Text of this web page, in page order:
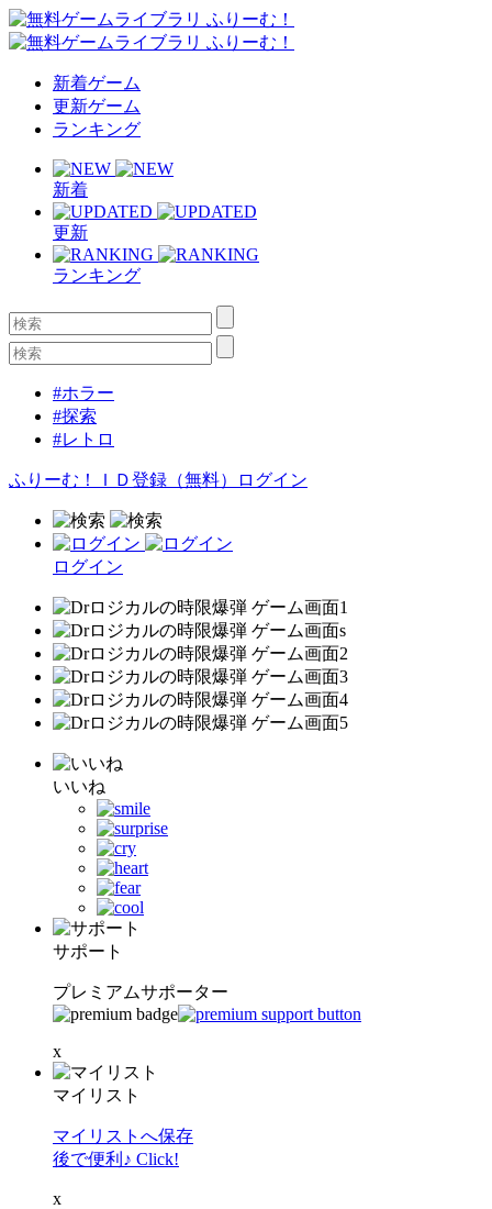
新着ゲーム
更新ゲーム
ランキング
新着
更新
ランキング
#ホラー
#探索
#レトロ
ふりーむ！ＩＤ登録（無料） ログイン
ログイン
いいね
サポート
プレミアムサポーター
x
マイリスト
マイリストへ保存
後で便利♪ Click!
x